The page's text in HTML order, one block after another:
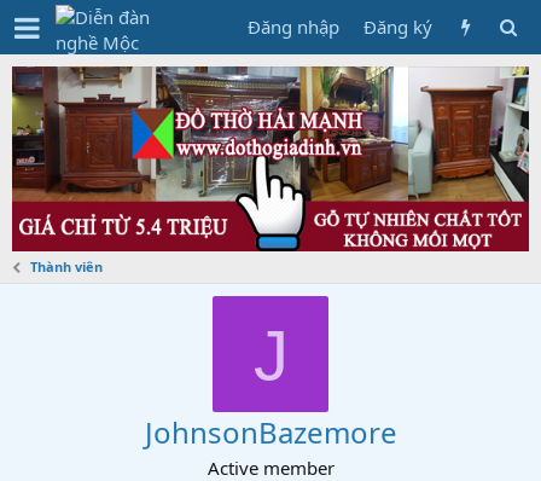
Đăng nhập Đăng ký
Thành viên
J
JohnsonBazemore
Active member